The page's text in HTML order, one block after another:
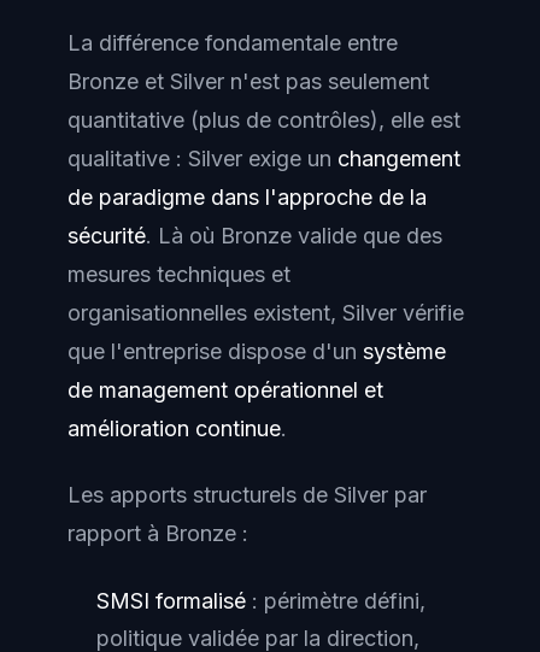
La différence fondamentale entre
Bronze et Silver n'est pas seulement
quantitative (plus de contrôles), elle est
qualitative : Silver exige un changement
de paradigme dans l'approche de la
sécurité. Là où Bronze valide que des
mesures techniques et
organisationnelles existent, Silver vérifie
que l'entreprise dispose d'un système
de management opérationnel et
amélioration continue.
Les apports structurels de Silver par
rapport à Bronze :
SMSI formalisé : périmètre défini,
politique validée par la direction,